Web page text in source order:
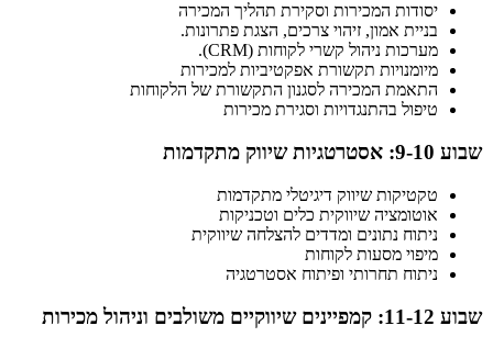
יסודות המכירות וסקירת תהליך המכירה
בניית אמון, זיהוי צרכים, הצגת פתרונות.
מערכות ניהול קשרי לקוחות (CRM).
מיומנויות תקשורת אפקטיביות למכירות
התאמת המכירה לסגנון התקשורת של הלקוחות
טיפול בהתנגדויות וסגירת מכירות
שבוע 9-10: אסטרטגיות שיווק מתקדמות
טקטיקות שיווק דיגיטלי מתקדמות
אוטומציה שיווקית כלים וטכניקות
ניתוח נתונים ומדדים להצלחה שיווקית
מיפוי מסעות לקוחות
ניתוח תחרותי ופיתוח אסטרטגיה
שבוע 11-12: קמפיינים שיווקיים משולבים וניהול מכירות